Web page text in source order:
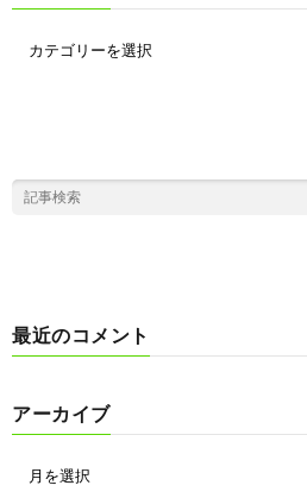
最近のコメント
アーカイブ